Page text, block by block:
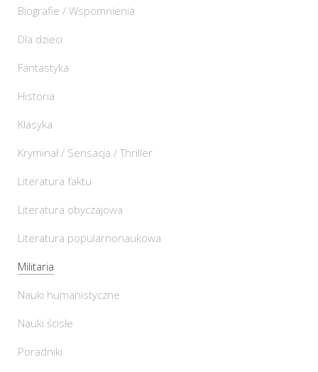
Biografie / Wspomnienia
Dla dzieci
Fantastyka
Historia
Klasyka
Kryminał / Sensacja / Thriller
Literatura faktu
Literatura obyczajowa
Literatura popularnonaukowa
Militaria
Nauki humanistyczne
Nauki ścisłe
Poradniki